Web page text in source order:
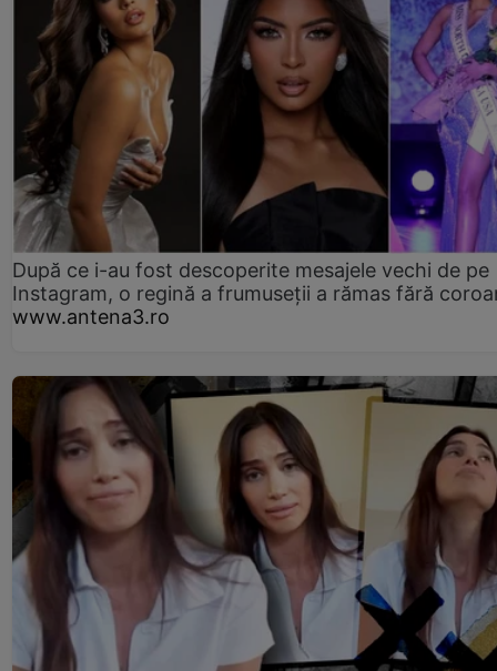
După ce i-au fost descoperite mesajele vechi de pe
Instagram, o regină a frumuseții a rămas fără
www.antena3.ro